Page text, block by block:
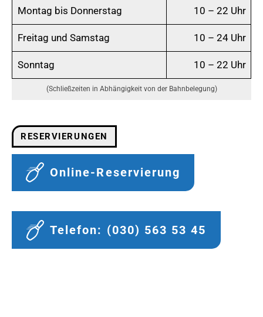
Montag bis Donnerstag 10 – 22 Uhr
Freitag und Samstag 10 – 24 Uhr
Sonntag 10 – 22 Uhr
(Schließzeiten in Abhängigkeit von der Bahnbelegung)
RESERVIERUNGEN
Online-Reservierung
Telefon: (030) 563 53 45